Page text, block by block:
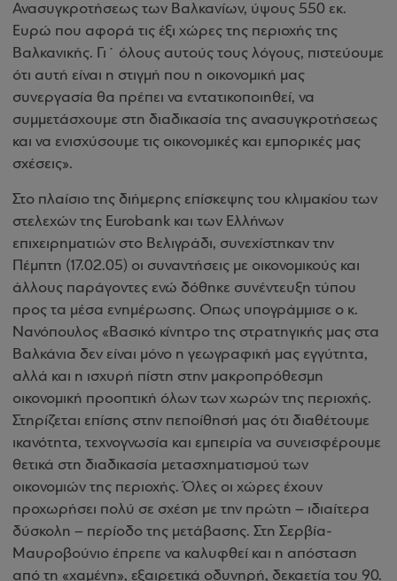
Ανασυγκροτήσεως των Βαλκανίων, ύψους 550 εκ.
Ευρώ που αφορά τις έξι χώρες της περιοχής της
Βαλκανικής. Γι΄ όλους αυτούς τους λόγους, πιστεύουμε
ότι αυτή είναι η στιγμή που η οικονομική μας
συνεργασία θα πρέπει να εντατικοποιηθεί, να
συμμετάσχουμε στη διαδικασία της ανασυγκροτήσεως
και να ενισχύσουμε τις οικονομικές και εμπορικές μας
σχέσεις».
Στο πλαίσιο της διήμερης επίσκεψης του κλιμακίου των
στελεχών της Eurobank και των Ελλήνων
επιχειρηματιών στο Βελιγράδι, συνεχίστηκαν την
Πέμπτη (17.02.05) οι συναντήσεις με οικονομικούς και
άλλους παράγοντες ενώ δόθηκε συνέντευξη τύπου
προς τα μέσα ενημέρωσης. Οπως υπογράμμισε ο κ.
Νανόπουλος «Βασικό κίνητρο της στρατηγικής μας στα
Βαλκάνια δεν είναι μόνο η γεωγραφική μας εγγύτητα,
αλλά και η ισχυρή πίστη στην μακροπρόθεσμη
οικονομική προοπτική όλων των χωρών της περιοχής.
Στηρίζεται επίσης στην πεποίθησή μας ότι διαθέτουμε
ικανότητα, τεχνογνωσία και εμπειρία να συνεισφέρουμε
θετικά στη διαδικασία μετασχηματισμού των
οικονομιών της περιοχής. Όλες οι χώρες έχουν
προχωρήσει πολύ σε σχέση με την πρώτη – ιδιαίτερα
δύσκολη – περίοδο της μετάβασης. Στη Σερβία-
Μαυροβούνιο έπρεπε να καλυφθεί και η απόσταση
από τη «χαμένη», εξαιρετικά οδυνηρή, δεκαετία του 90.